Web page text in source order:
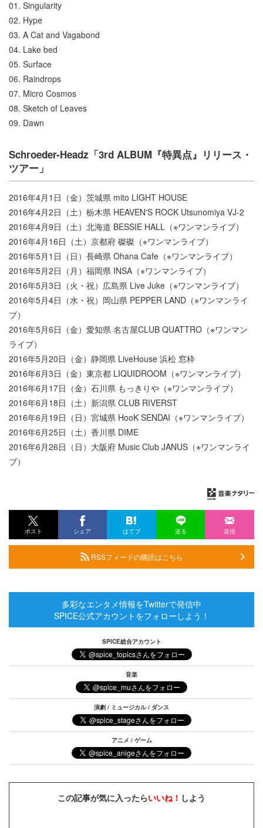
01. Singularity
02. Hype
03. A Cat and Vagabond
04. Lake bed
05. Surface
06. Raindrops
07. Micro Cosmos
08. Sketch of Leaves
09. Dawn
Schroeder-Headz「3rd ALBUM『特異点』リリース・
ツアー」
2016年4月1日（金）茨城県 mito LIGHT HOUSE
2016年4月2日（土）栃木県 HEAVEN'S ROCK Utsunomiya VJ-2
2016年4月9日（土）北海道 BESSIE HALL（※ワンマンライブ）
2016年4月16日（土）京都府 磔磔（※ワンマンライブ）
2016年5月1日（日）長崎県 Ohana Cafe（※ワンマンライブ）
2016年5月2日（月）福岡県 INSA（※ワンマンライブ）
2016年5月3日（火・祝）広島県 Live Juke（※ワンマンライブ）
2016年5月4日（水・祝）岡山県 PEPPER LAND（※ワンマンライ
ブ）
2016年5月6日（金）愛知県 名古屋CLUB QUATTRO（※ワンマン
ライブ）
2016年5月20日（金）静岡県 LiveHouse 浜松 窓枠
2016年6月3日（金）東京都 LIQUIDROOM（※ワンマンライブ）
2016年6月17日（金）石川県 もっきりや（※ワンマンライブ）
2016年6月18日（土）新潟県 CLUB RIVERST
2016年6月19日（日）宮城県 HooK SENDAI（※ワンマンライブ）
2016年6月25日（土）香川県 DIME
2016年6月26日（日）大阪府 Music Club JANUS（※ワンマンライ
ブ）
ポスト シェア はてブ 送る 送信
RSSフィードの購読はこちら
多彩なエンタメ情報をTwitterで発信中
SPICE公式アカウントをフォローしよう！
SPICE総合アカウント
音楽
演劇 / ミュージカル / ダンス
アニメ / ゲーム
この記事が気に入ったらいいね！ しよう